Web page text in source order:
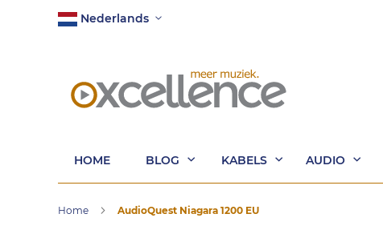
naarNederlands
HOME BLOG KABELS AUDIO
Home AudioQuest Niagara 1200 EU